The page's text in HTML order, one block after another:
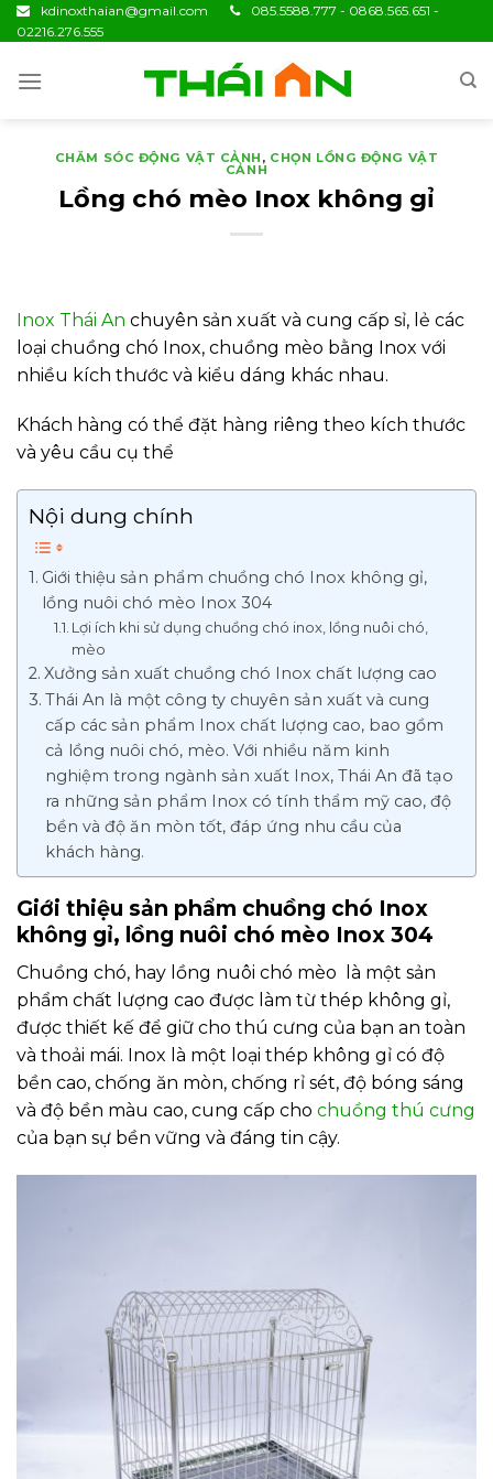
Skip
to
kdinoxthaian@gmail.com
085.5588.777 - 0868.565.651 -
02216.276.555
CHĂM SÓC ĐỘNG VẬT CẢNH , CHỌN LỒNG ĐỘNG VẬT
CẢNH
Lồng chó mèo Inox không gỉ
Inox Thái An chuyên sản xuất và cung cấp sỉ, lẻ các
loại chuồng chó Inox, chuồng mèo bằng Inox với
nhiều kích thước và kiểu dáng khác nhau.
Khách hàng có thể đặt hàng riêng theo kích thước
và yêu cầu cụ thể
Nội dung chính
Giới thiệu sản phẩm chuồng chó Inox không gỉ,
lồng nuôi chó mèo Inox 304
Lợi ích khi sử dụng chuồng chó inox, lồng nuôi chó,
mèo
Xưởng sản xuất chuồng chó Inox chất lượng cao
Thái An là một công ty chuyên sản xuất và cung
cấp các sản phẩm Inox chất lượng cao, bao gồm
cả lồng nuôi chó, mèo. Với nhiều năm kinh
nghiệm trong ngành sản xuất Inox, Thái An đã tạo
ra những sản phẩm Inox có tính thẩm mỹ cao, độ
bền và độ ăn mòn tốt, đáp ứng nhu cầu của
khách hàng.
Giới thiệu sản phẩm chuồng chó Inox
không gỉ, lồng nuôi chó mèo Inox 304
Chuồng chó, hay lồng nuôi chó mèo là một sản
phẩm chất lượng cao được làm từ thép không gỉ,
được thiết kế để giữ cho thú cưng của bạn an toàn
và thoải mái. Inox là một loại thép không gỉ có độ
bền cao, chống ăn mòn, chống rỉ sét, độ bóng sáng
và độ bền màu cao, cung cấp cho chuồng thú cưng
của bạn sự bền vững và đáng tin cậy.